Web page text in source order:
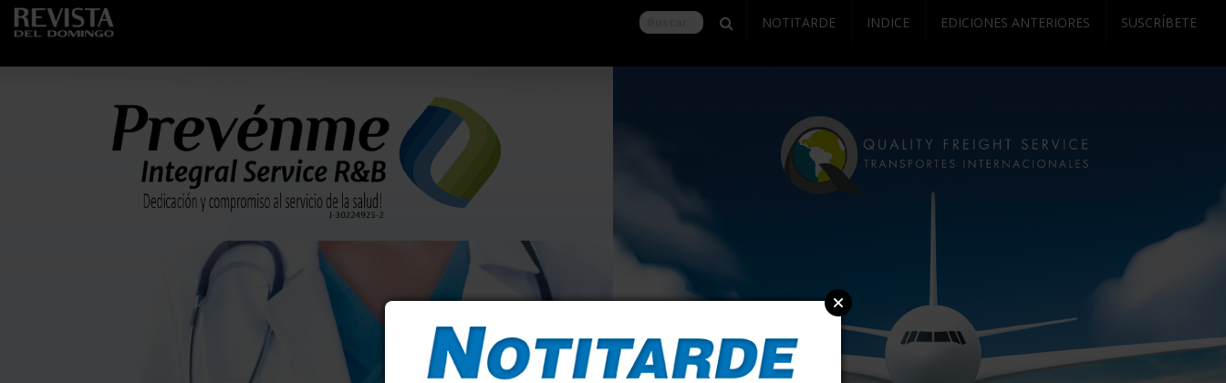
NOTITARDE INDICE EDICIONES ANTERIORES SUSCRÍBETE